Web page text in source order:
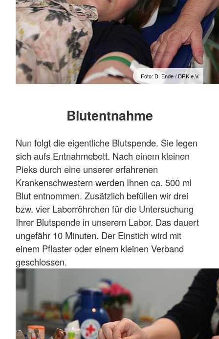
Foto: D. Ende / DRK e.V.
Blutentnahme
Nun folgt die eigentliche Blutspende. Sie legen
sich aufs Entnahmebett. Nach einem kleinen
Pieks durch eine unserer erfahrenen
Krankenschwestern werden Ihnen ca. 500 ml
Blut entnommen. Zusätzlich befüllen wir drei
bzw. vier Laborröhrchen für die Untersuchung
Ihrer Blutspende in unserem Labor. Das dauert
ungefähr 10 Minuten. Der Einstich wird mit
einem Pflaster oder einem kleinen Verband
geschlossen.